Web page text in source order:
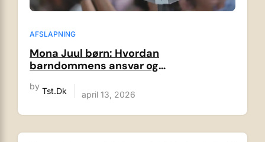
AFSLAPNING
Mona Juul børn: Hvordan
barndommens ansvar og
politiske vej
by Tst.dk april 13, 2026